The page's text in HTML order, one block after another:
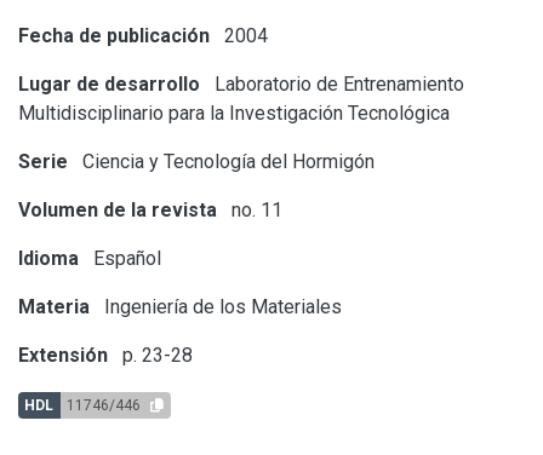
Fecha de publicación 2004
Lugar de desarrollo
Laboratorio de Entrenamiento
Multidisciplinario para la Investigación Tecnológica
Serie Ciencia y Tecnología del Hormigón
Volumen de la revista no. 11
Idioma Español
Materia Ingeniería de los Materiales
Extensión p. 23-28
HDL 11746/446